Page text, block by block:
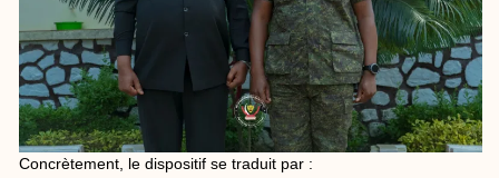
Concrètement, le dispositif se traduit par :